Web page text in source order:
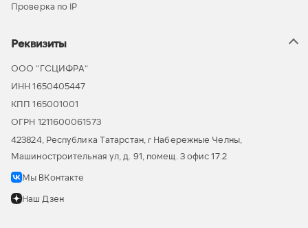
Проверка по IP
Реквизиты
ООО “ГСЦИФРА”
ИНН 1650405447
КПП 165001001
ОГРН 1211600061573
423824, Республика Татарстан, г Набережные Челны,
Машиностроительная ул, д. 91, помещ. 3 офис 17.2
Мы ВКонтакте
Наш Дзен